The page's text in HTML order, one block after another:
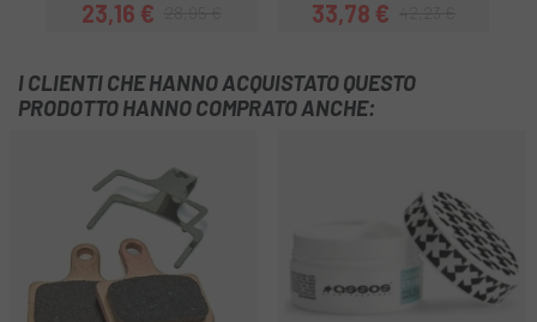
Prezzo
23,16 €Prezzo base Prezzo
33,78 €Prezzo base
I CLIENTI CHE HANNO ACQUISTATO QUESTO
PRODOTTO HANNO COMPRATO ANCHE: